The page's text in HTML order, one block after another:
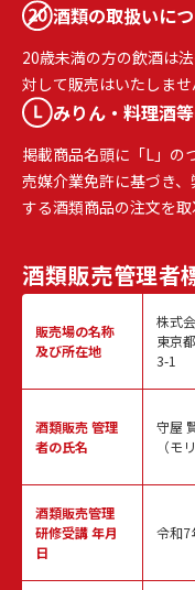
酒類の取扱いに
20歳未満の方の飲酒は
対して販売はいたしませ
みりん・料理酒
掲載商品名頭に「L」の
売媒介業免許に基づき
する酒類商品の注文を取
酒類販売管理者
販売場の名称
及び所在地
酒類販売管理
者の氏名
酒類販売管理
研修受講 年月
日
株式
東京
3-1
守屋
（モ
令和7